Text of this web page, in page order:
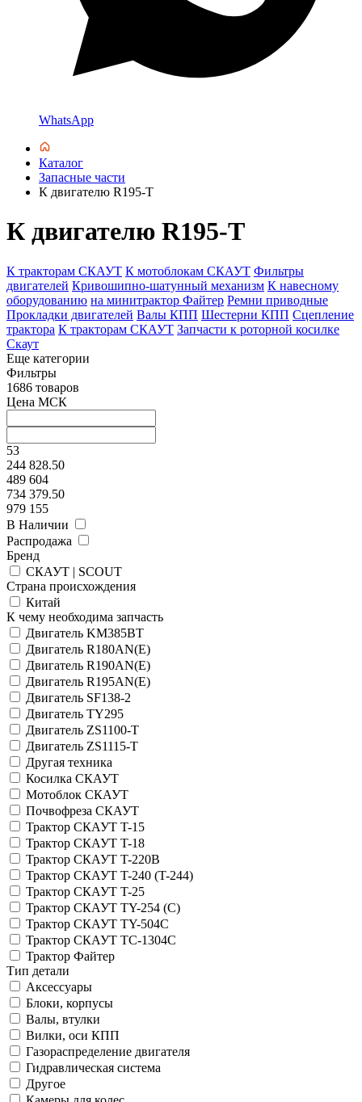
WhatsApp
Каталог
Запасные части
К двигателю R195-T
К двигателю R195-T
К тракторам СКАУТ К мотоблокам СКАУТ Фильтры
двигателей Кривошипно-шатунный механизм К навесному
оборудованию на минитрактор Файтер Ремни приводные
Прокладки двигателей Валы КПП Шестерни КПП Сцепление
трактора К тракторам СКАУТ Запчасти к роторной косилке
Скаут
Еще категории
Фильтры
1686 товаров
Цена МСК
53
244 828.50
489 604
734 379.50
979 155
В Наличии
Распродажа
Бренд
СКАУТ | SCOUT
Страна происхождения
Китай
К чему необходима запчасть
Двигатель KM385BT
Двигатель R180AN(E)
Двигатель R190AN(E)
Двигатель R195AN(E)
Двигатель SF138-2
Двигатель TY295
Двигатель ZS1100-T
Двигатель ZS1115-T
Другая техника
Косилка СКАУТ
Мотоблок СКАУТ
Почвофреза СКАУТ
Трактор СКАУТ T-15
Трактор СКАУТ T-18
Трактор СКАУТ T-220B
Трактор СКАУТ T-240 (T-244)
Трактор СКАУТ T-25
Трактор СКАУТ TY-254 (C)
Трактор СКАУТ TY-504C
Трактор СКАУТ ТС-1304С
Трактор Файтер
Тип детали
Аксессуары
Блоки, корпусы
Валы, втулки
Вилки, оси КПП
Газораспределение двигателя
Гидравлическая система
Другое